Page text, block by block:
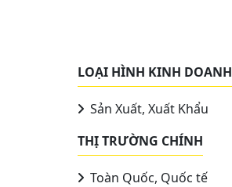
LOẠI HÌNH KINH DOANH
Sản Xuất, Xuất Khẩu
THỊ TRƯỜNG CHÍNH
Toàn Quốc, Quốc tế